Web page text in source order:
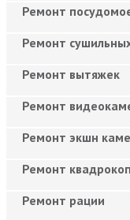
Ремонт
Ремонт
Ремонт вытяжек
Ремонт
Ремонт экшн
Ремонт
Ремонт рации